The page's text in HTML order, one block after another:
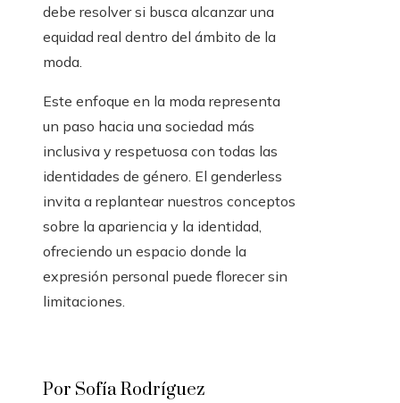
debe resolver si busca alcanzar una
equidad real dentro del ámbito de la
moda.
Este enfoque en la moda representa
un paso hacia una sociedad más
inclusiva y respetuosa con todas las
identidades de género. El genderless
invita a replantear nuestros conceptos
sobre la apariencia y la identidad,
ofreciendo un espacio donde la
expresión personal puede florecer sin
limitaciones.
Por Sofía Rodríguez